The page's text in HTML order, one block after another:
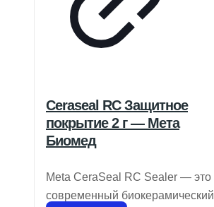
Ceraseal RC Защитное
покрытие 2 г — Мета
Биомед
Meta CeraSeal RC Sealer — это
современный биокерамический